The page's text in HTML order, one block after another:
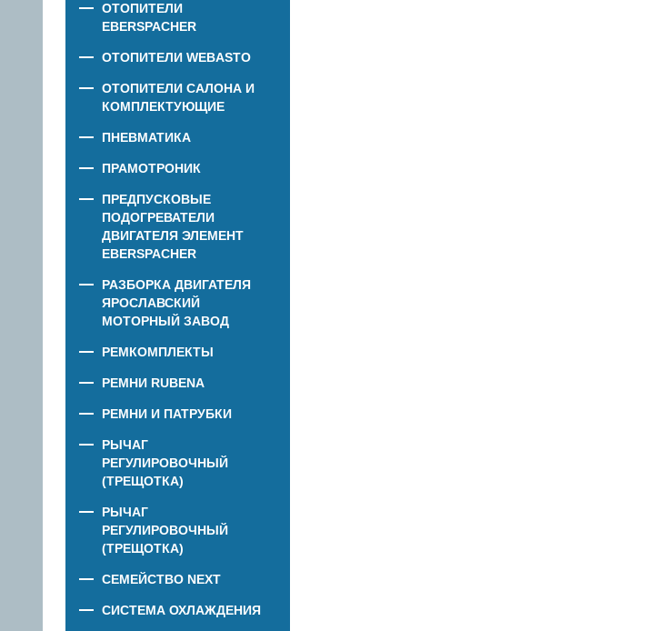
ОТОПИТЕЛИ
EBERSPACHER
ОТОПИТЕЛИ WEBASTO
ОТОПИТЕЛИ САЛОНА И
КОМПЛЕКТУЮЩИЕ
ПНЕВМАТИКА
ПРАМОТРОНИК
ПРЕДПУСКОВЫЕ
ПОДОГРЕВАТЕЛИ
ДВИГАТЕЛЯ ЭЛЕМЕНТ
EBERSPACHER
РАЗБОРКА ДВИГАТЕЛЯ
ЯРОСЛАВСКИЙ
МОТОРНЫЙ ЗАВОД
РЕМКОМПЛЕКТЫ
РЕМНИ RUBENA
РЕМНИ И ПАТРУБКИ
РЫЧАГ
РЕГУЛИРОВОЧНЫЙ
(ТРЕЩОТКА)
РЫЧАГ
РЕГУЛИРОВОЧНЫЙ
(ТРЕЩОТКА)
СЕМЕЙСТВО NEXT
СИСТЕМА ОХЛАЖДЕНИЯ